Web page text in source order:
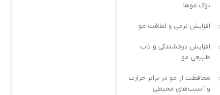
نوک موها
افزایش نرمی و لطافت مو
افزایش درخشندگی و تاب
طبیعی مو
محافظت از مو در برابر حرارت
و آسیب‌های محیطی